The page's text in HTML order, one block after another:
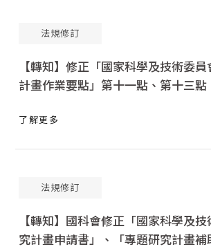
法規修訂
【轉知】修正「國家科學及技術委
計畫作業要點」第十一點、第十三
了解更多
法規修訂
【轉知】國科會修正「國家科學及
究計畫申請書」、「專題研究計畫